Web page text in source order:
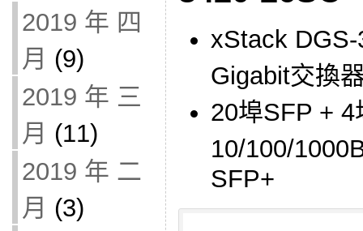
2019 年 四
月 (9)
2019 年 三
月 (11)
2019 年 二
月 (3)
xStack
Gigabit交換
20埠SFP + 4
10/100/
SFP+